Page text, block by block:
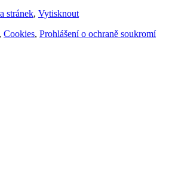
stránek, Vytisknout
, Cookies, Prohlášení o ochraně soukromí